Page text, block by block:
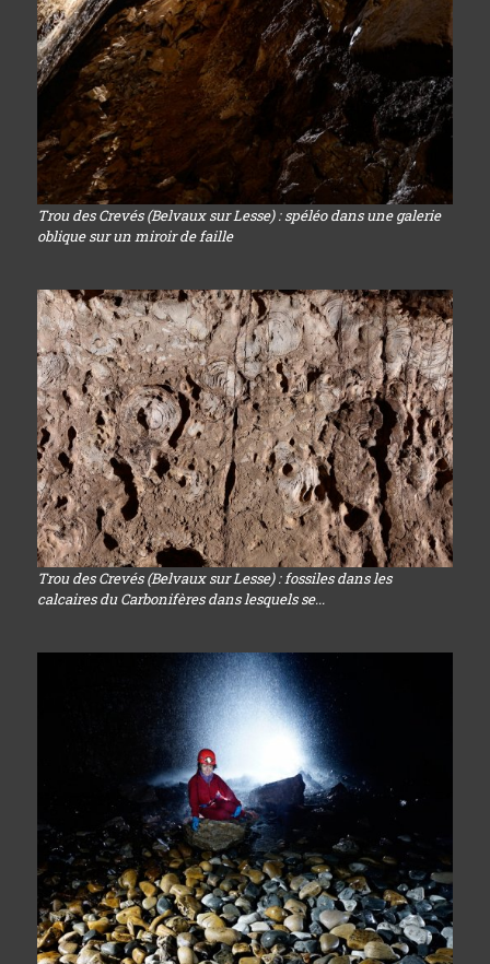
Trou des Crevés (Belvaux sur Lesse) : spéléo dans une galerie
oblique sur un miroir de faille
Trou des Crevés (Belvaux sur Lesse) : fossiles dans les
calcaires du Carbonifères dans lesquels se...